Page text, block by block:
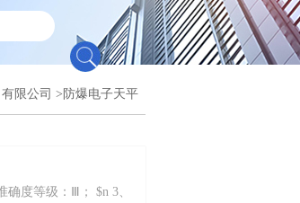
限公司 >防爆电子天平
确度等级：Ⅲ； $n 3、